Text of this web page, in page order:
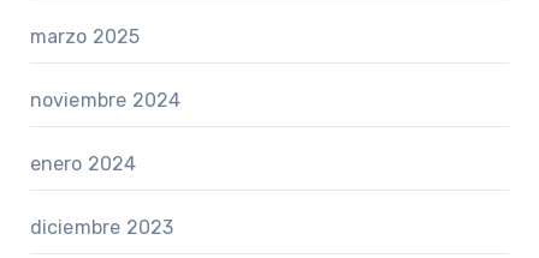
marzo 2025
noviembre 2024
enero 2024
diciembre 2023